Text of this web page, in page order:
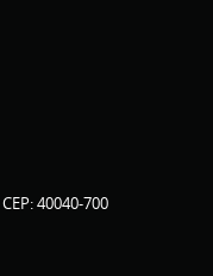
CEP: 40040-700